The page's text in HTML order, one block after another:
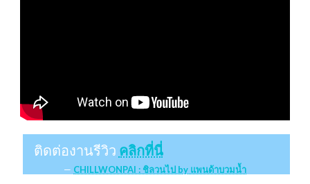
ติดต่องานรีวิว คลิกที่นี่
CHILLWONPAI : ชิลวนไป by แพนด้าบวมน้ำ